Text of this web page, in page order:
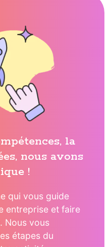
la
nous avons
!
qui vous guide
entreprise et faire
Nous vous
étapes du